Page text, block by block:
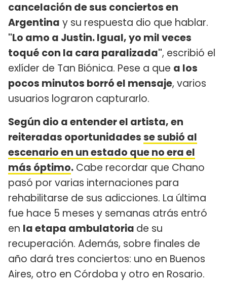
cancelación de sus conciertos en
Argentina y su respuesta dio que hablar.
"Lo amo a Justin. Igual, yo mil veces
toqué con la cara paralizada", escribió el
exlíder de Tan Biónica. Pese a que a los
pocos minutos borró el mensaje, varios
usuarios lograron capturarlo.
Según dio a entender el artista, en
reiteradas oportunidadesse subió al
escenario en un estado que no era el
más óptimo. Cabe recordar que Chano
pasó por varias internaciones para
rehabilitarse de sus adicciones. La última
fue hace 5 meses y semanas atrás entró
en la etapa ambulatoria de su
recuperación. Además, sobre finales de
año dará tres conciertos: uno en Buenos
Aires, otro en Córdoba y otro en Rosario.